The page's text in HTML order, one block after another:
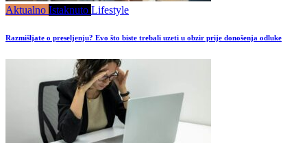
Aktualno Istaknuto Lifestyle
Razmišljate o preseljenju? Evo što biste trebali uzeti u obzir prije donošenja odluke